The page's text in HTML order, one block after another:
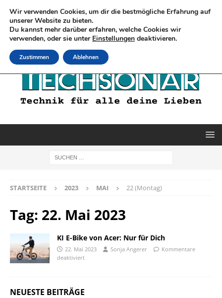
STARTSEITE 2023 MAI 22 (Montag)
Tag: 22. Mai 2023
KI E-Bike von Acer: Nur für Dich
22. Mai 2023 Sonja Angerer
Kommentare
deaktiviert
NEUESTE BEITRÄGE
Wir verwenden Cookies, um dir die bestmögliche Erfahrung auf
unserer Website zu bieten.
Du kannst mehr darüber erfahren, welche Cookies wir
verwenden, oder sie unter Einstellungen deaktivieren.
Zustimmen Ablehnen